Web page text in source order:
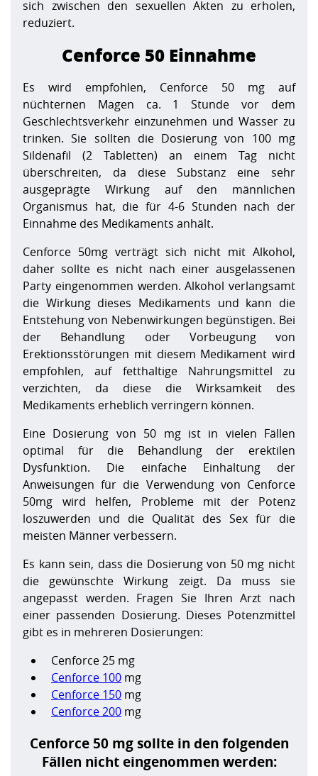
sich zwischen den sexuellen Akten zu erholen,
reduziert.
Cenforce 50 Einnahme
Es wird empfohlen, Cenforce 50 mg auf
nüchternen Magen ca. 1 Stunde vor dem
Geschlechtsverkehr einzunehmen und Wasser zu
trinken. Sie sollten die Dosierung von 100 mg
Sildenafil (2 Tabletten) an einem Tag nicht
überschreiten, da diese Substanz eine sehr
ausgeprägte Wirkung auf den männlichen
Organismus hat, die für 4-6 Stunden nach der
Einnahme des Medikaments anhält.
Cenforce 50mg verträgt sich nicht mit Alkohol,
daher sollte es nicht nach einer ausgelassenen
Party eingenommen werden. Alkohol verlangsamt
die Wirkung dieses Medikaments und kann die
Entstehung von Nebenwirkungen begünstigen. Bei
der Behandlung oder Vorbeugung von
Erektionsstörungen mit diesem Medikament wird
empfohlen, auf fetthaltige Nahrungsmittel zu
verzichten, da diese die Wirksamkeit des
Medikaments erheblich verringern können.
Eine Dosierung von 50 mg ist in vielen Fällen
optimal für die Behandlung der erektilen
Dysfunktion. Die einfache Einhaltung der
Anweisungen für die Verwendung von Cenforce
50mg wird helfen, Probleme mit der Potenz
loszuwerden und die Qualität des Sex für die
meisten Männer verbessern.
Es kann sein, dass die Dosierung von 50 mg nicht
die gewünschte Wirkung zeigt. Da muss sie
angepasst werden. Fragen Sie Ihren Arzt nach
einer passenden Dosierung. Dieses Potenzmittel
gibt es in mehreren Dosierungen:
Cenforce 25 mg
Cenforce 100 mg
Cenforce 150 mg
Cenforce 200 mg
Cenforce 50 mg sollte in den folgenden
Fällen nicht eingenommen werden: